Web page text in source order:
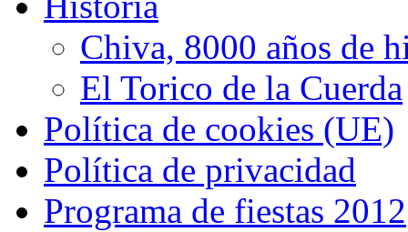
Chiva, 8000 años de
El Torico de la Cuerda
Política de cookies (UE)
Política de privacidad
Programa de fiestas 2012